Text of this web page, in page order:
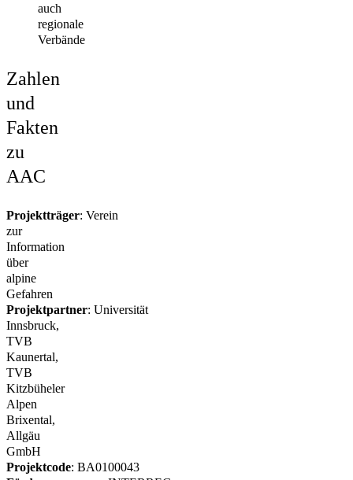
auch
regionale
Verbände
Zahlen
und
Fakten
zu
AAC
Projektträger: Verein
zur
Information
über
alpine
Gefahren
Projektpartner: Universität
Innsbruck,
TVB
Kaunertal,
TVB
Kitzbüheler
Alpen
Brixental,
Allgäu
GmbH
Projektcode: BA0100043